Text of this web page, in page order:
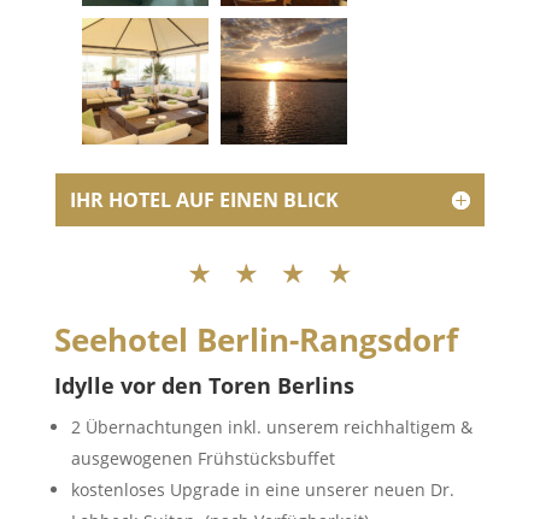
IHR HOTEL AUF EINEN BLICK
Seehotel Berlin-Rangsdorf
Idylle vor den Toren Berlins
2 Übernachtungen inkl. unserem reichhaltigem &
ausgewogenen Frühstücksbuffet
kostenloses Upgrade in eine unserer neuen Dr.